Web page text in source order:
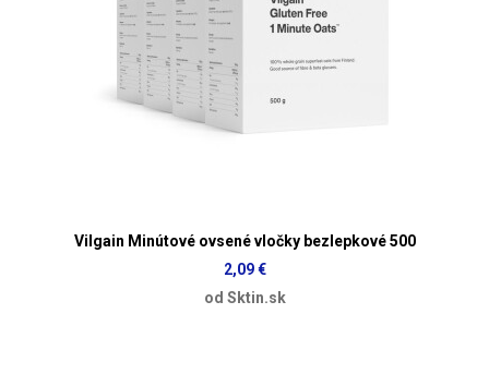
Vilgain Minútové ovsené vločky bezlepkové 500
2,09 €
od Sktin.sk